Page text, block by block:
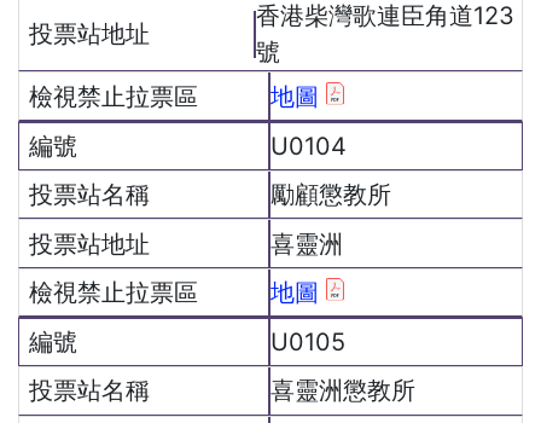
香港柴灣歌連臣角道123
號
地圖
U0104
勵顧懲教所
喜靈洲
地圖
U0105
喜靈洲懲教所